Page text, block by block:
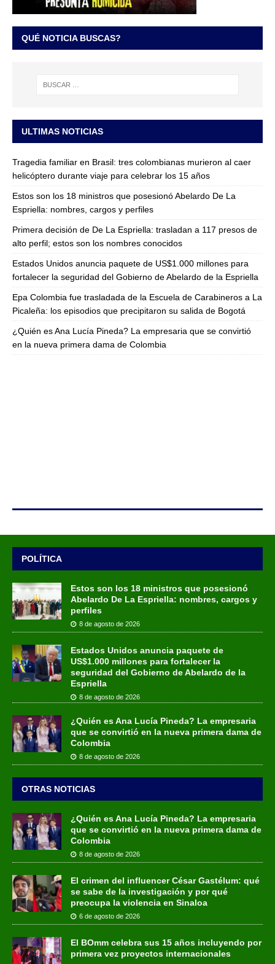
QUÉ NOTICIA BUSCAS?
ULTIMAS NOTICIAS
Tragedia familiar en Brasil: tres colombianas murieron al caer
helicóptero durante viaje para celebrar los 15 años
Estos son los 18 ministros que posesionó Abelardo De La
Espriella: nombres, cargos y perfiles
Primera decisión de De La Espriella: trasladan a 117 presos de
alto perfil; estos son los nombres conocidos
Estados Unidos anuncia paquete de US$1.000 millones para
fortalecer la seguridad del Gobierno de Abelardo de la Espriella
Epa Colombia fue trasladada de la Escuela de Carabineros a La
Picaleña: los episodios que precipitaron su salida de Bogotá
¿Quién es Ana Lucía Pineda? La empresaria que se convirtió
en la nueva primera dama de Colombia
POLÍTICA
Estos son los 18 ministros que posesionó
Abelardo De La Espriella: nombres, cargos y
perfiles
8 de agosto de 2026
Estados Unidos anuncia paquete de
US$1.000 millones para fortalecer la
seguridad del Gobierno de Abelardo de la
Espriella
8 de agosto de 2026
¿Quién es Ana Lucía Pineda? La empresaria
que se convirtió en la nueva primera dama de
Colombia
8 de agosto de 2026
OTRAS NOTICIAS
¿Quién es Ana Lucía Pineda? La empresaria
que se convirtió en la nueva primera dama de
Colombia
8 de agosto de 2026
El crimen del influencer César Gastélum: qué
se sabe de la investigación y por qué
preocupa la violencia en Sinaloa
6 de agosto de 2026
El BOmm celebra sus 15 años incluyendo por
primera vez proyectos internacionales